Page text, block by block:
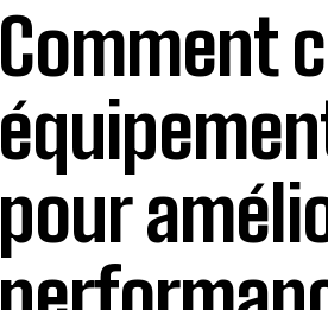
Comment
pour